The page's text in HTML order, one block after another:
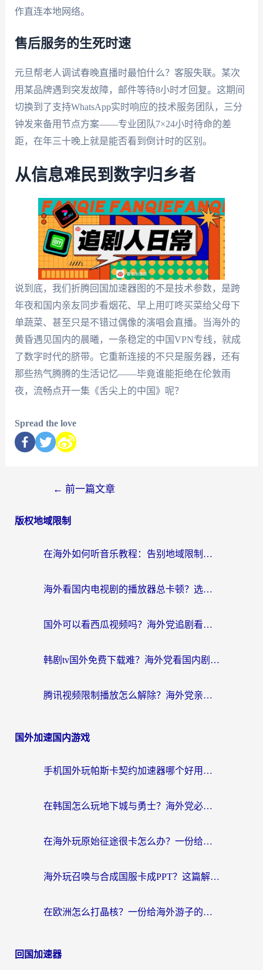
作直连本地网络。
售后服务的生死时速
元旦帮老人调试春晚直播时最怕什么？客服失联。某次
用某品牌遇到突发故障，邮件等待8小时才回复。这期间
切换到了支持WhatsApp实时响应的技术服务团队，三分
钟发来备用节点方案——专业团队7×24小时待命的差
距，在年三十晚上就是能否看到倒计时的区别。
从信息难民到数字归乡者
说到底，我们折腾回国加速器图的不是技术参数，是跨
年夜和国内亲友同步看烟花、早上用叮咚买菜给父母下
单蔬菜、甚至只是不错过偶像的演唱会直播。当海外的
黄昏遇见国内的晨曦，一条稳定的中国VPN专线，就成
了数字时代的脐带。它重新连接的不只是服务器，还有
那些热气腾腾的生活记忆——毕竟谁能拒绝在伦敦雨
夜，流畅点开一集《舌尖上的中国》呢？
Spread the love
← 前一篇文章
版权地域限制
在海外如何听音乐教程：告别地域限制，随时听见国内的声音
海外看国内电视剧的播放器总卡顿？选对回国加速器才是关键
国外可以看西瓜视频吗？海外党追剧看片的终极解决方案
韩剧tv国外免费下载难？海外党看国内剧的加速器选择指南（附实用技巧）
腾讯视频限制播放怎么解除？海外党亲测有效的回国加速指南
国外加速国内游戏
手机国外玩帕斯卡契约加速器哪个好用？海外党国服游戏之路的救星
在韩国怎么玩地下城与勇士？海外党必看的国服游戏加速全攻略
在海外玩原始征途很卡怎么办？一份给游子的终极指南
海外玩召唤与合成国服卡成PPT？这篇解决办法让你丝滑操作
在欧洲怎么打晶核？一份给海外游子的网络加速生存指南
回国加速器